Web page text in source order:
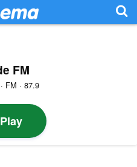
FM
FM · 87.9
Play